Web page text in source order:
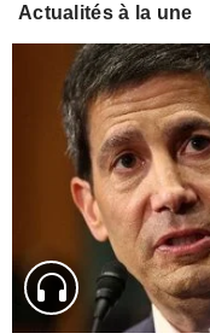
Actualités à la une